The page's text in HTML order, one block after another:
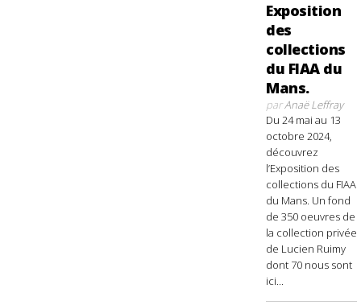
Exposition
des
collections
du FIAA du
Mans.
parAnaë Leffray
Du 24 mai au 13
octobre 2024,
découvrez
l’Exposition des
collections du FIAA
du Mans. Un fond
de 350 oeuvres de
la collection privée
de Lucien Ruimy
dont 70 nous sont
ici...